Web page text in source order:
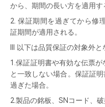
から、期間の長い方を適用す
2. 保証期間を過ぎてから修
証期間が適用される。
III 以下は品質保証の対象外と
1.保証証明書や有効な伝票
と一致しない場合。保証証
過ぎた場合。
2.製品の銘板、SNコード、